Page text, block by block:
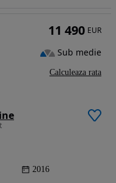
2016
11 490 EUR
Sub medie
Calculeaza rata